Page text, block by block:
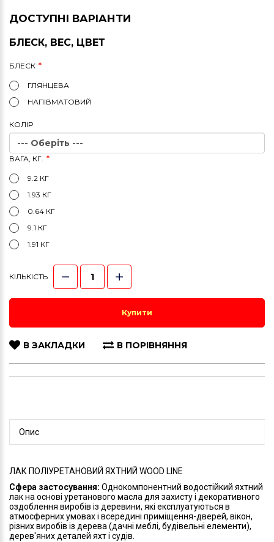
ДОСТУПНІ ВАРІАНТИ
БЛЕСК, ВЕС, ЦВЕТ
БЛЕСК
ГЛЯНЦЕВА
НАПІВМАТОВИЙ
КОЛIР
ВАГА, КГ.
9.2 КГ
1.93 КГ
0.64 КГ
9.1 КГ
1.91 КГ
КІЛЬКІСТЬ
Купити
В ЗАКЛАДКИ В ПОРІВНЯННЯ
Опис
ЛАК ПОЛІУРЕТАНОВИЙ ЯХТНИЙ WOOD LINE
Сфера застосування: Однокомпонентний водостійкий яхтний
лак на основі уретанового масла для захисту і декоративного
оздоблення виробів із деревини, які експлуатуються в
атмосферних умовах і всередині приміщення-дверей, вікон,
різних виробів із дерева (дачні меблі, будівельні елементи),
дерев'яних деталей яхт і судів.